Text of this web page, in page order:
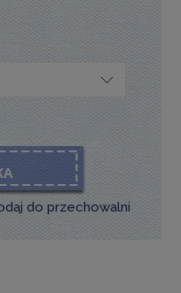
do przechowalni